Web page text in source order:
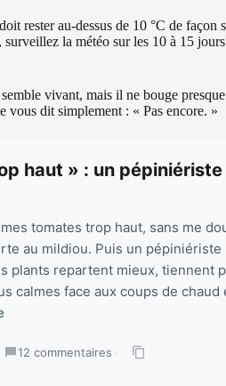
rester au-dessus de 10 °C de
la météo sur les 10 à 15
vivant, mais il ne bouge
vous dit simplement : « Pas encore. »
haut » : un pépiniériste
tomates trop haut, sans me
au mildiou. Puis un pépiniériste
plants repartent mieux, tiennent
calmes face aux coups de chaud
12 commentaires ·